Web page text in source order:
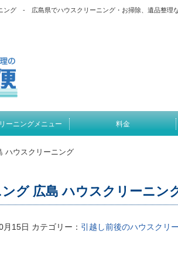
ング - 広島県でハウスクリーニング・お掃除、遺品整理
ーニングメニュー 料金
ハウスクリーニング
グ 広島 ハウスクリーニン
月15日 カテゴリー： 引越し前後のハウスクリ